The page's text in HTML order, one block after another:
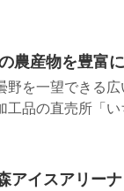
農産物を豊富
野を一望できる
工品の直売所「
アイスアリー